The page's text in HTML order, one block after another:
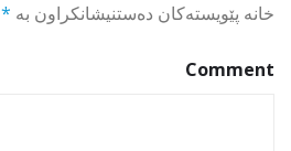
خانە پێویستەکان دەستنیشانکراون بە *
Comment